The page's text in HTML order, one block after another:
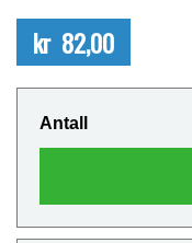
kr 82,00
Antall